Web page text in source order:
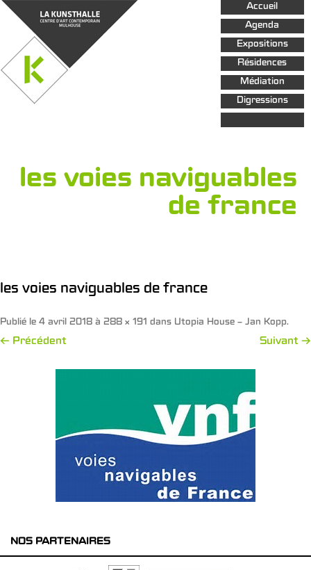
Aller au
contenu
principal
Accueil
Agenda
Expositions
Résidences
Médiation
Digressions
les voies naviguables
de france
les voies naviguables de france
Publié le 4 avril 2018 à 288 × 191 dans Utopia House – Jan Kopp.
← Précédent Suivant →
NOS PARTENAIRES